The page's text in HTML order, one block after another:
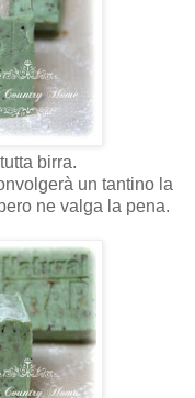
birra.
un tantino la
ne valga la pena.